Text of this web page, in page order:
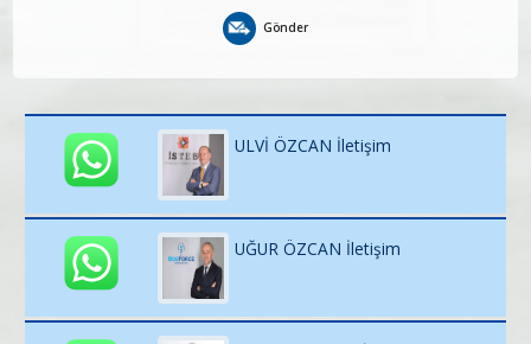
Gönder
ULVİ ÖZCAN İletişim
UĞUR ÖZCAN İletişim